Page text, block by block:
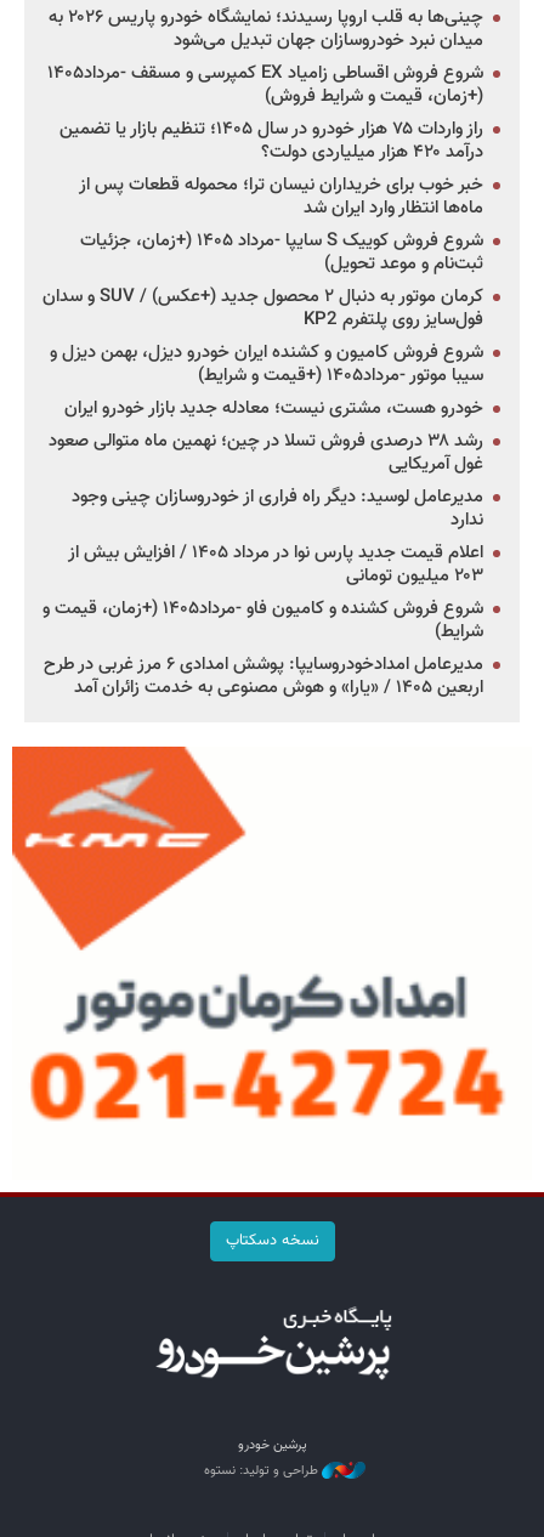
چینی‌ها به قلب اروپا رسیدند؛ نمایشگاه خودرو پاریس ۲۰۲۶ به
میدان نبرد خودروسازان جهان تبدیل می‌شود
شروع فروش اقساطی زامیاد EX کمپرسی و مسقف -مرداد۱۴۰۵
(+زمان، قیمت و شرایط فروش)
راز واردات ۷۵ هزار خودرو در سال ۱۴۰۵؛ تنظیم بازار یا تضمین
درآمد ۴۲۰ هزار میلیاردی دولت؟
خبر خوب برای خریداران نیسان ترا؛ محموله قطعات پس از
ماه‌ها انتظار وارد ایران شد
شروع فروش کوییک S سایپا -مرداد ۱۴۰۵ (+زمان، جزئیات
ثبت‌نام و موعد تحویل)
کرمان موتور به دنبال ۲ محصول جدید (+عکس) / SUV و سدان
فول‌سایز روی پلتفرم KP2
شروع فروش کامیون و کشنده ایران خودرو دیزل، بهمن دیزل و
سیبا موتور -مرداد۱۴۰۵ (+قیمت و شرایط)
خودرو هست، مشتری نیست؛ معادله جدید بازار خودرو ایران
رشد ۳۸ درصدی فروش تسلا در چین؛ نهمین ماه متوالی صعود
غول آمریکایی
مدیرعامل لوسید: دیگر راه فراری از خودروسازان چینی وجود
ندارد
اعلام قیمت جدید پارس نوا در مرداد ۱۴۰۵ / افزایش بیش از
۲۰۳ میلیون تومانی
شروع فروش کشنده و کامیون فاو -مرداد۱۴۰۵ (+زمان، قیمت و
شرایط)
مدیرعامل امدادخودروسایپا: پوشش امدادی ۶ مرز غربی در طرح
اربعین ۱۴۰۵ / «یارا» و هوش مصنوعی به خدمت زائران آمد
نسخه دسکتاپ
پرشین خودرو
طراحی و تولید: نستوه